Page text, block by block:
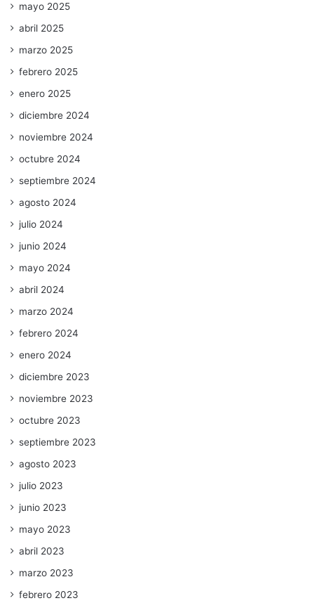
mayo 2025
abril 2025
marzo 2025
febrero 2025
enero 2025
diciembre 2024
noviembre 2024
octubre 2024
septiembre 2024
agosto 2024
julio 2024
junio 2024
mayo 2024
abril 2024
marzo 2024
febrero 2024
enero 2024
diciembre 2023
noviembre 2023
octubre 2023
septiembre 2023
agosto 2023
julio 2023
junio 2023
mayo 2023
abril 2023
marzo 2023
febrero 2023